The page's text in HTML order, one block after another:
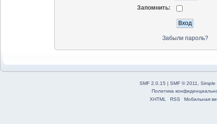
Запомнить:
Забыли пароль?
SMF 2.0.15 | SMF © 2011
Simple
Политика
XHTML
RSS Мобильная